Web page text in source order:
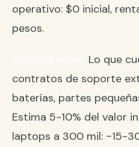
operativo: $0 inicial,
pesos.
Lo que
contratos de soporte
baterías, partes
Estima 5-10% del valor
laptops a 300 mil: ~15-